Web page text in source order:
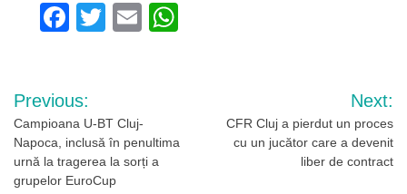
Facebook
TwitterEmail
Navigare
în
articole
Previous:
Campioana U-BT Cluj-
Napoca, inclusă în penultima
urnă la tragerea la sorți a
grupelor EuroCup
Next:
CFR Cluj a pierdut un proces
cu un jucător care a devenit
liber de contract